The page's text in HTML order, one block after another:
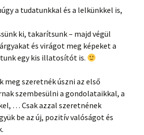
a tudatunkkal és a lelkünkkel is,
ki, takarítsunk – majd végül
és virágot meg képeket a
egy kis illatosítót is.
meg szeretnék úszni az első
szembesülni a gondolataikkal, a
… Csak azzal szeretnének
be az új, pozitív valóságot és